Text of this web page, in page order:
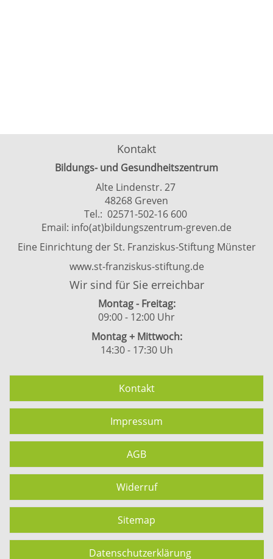
Kontakt
Bildungs- und Gesundheitszentrum
Alte Lindenstr. 27
48268 Greven
Tel.: 02571-502-16 600
Email: info(at)bildungszentrum-greven.de
Eine Einrichtung der St. Franziskus-Stiftung Münster
www.st-franziskus-stiftung.de
Wir sind für Sie erreichbar
Montag - Freitag:
09:00 - 12:00 Uhr
Montag + Mittwoch:
14:30 - 17:30 Uh
Kontakt
Impressum
AGB
Widerruf
Sitemap
Datenschutzerklärung